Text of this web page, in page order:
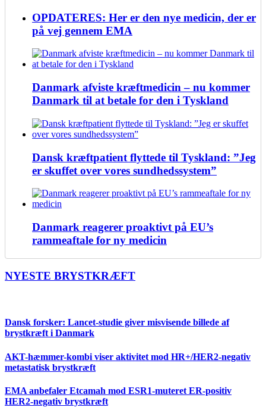
OPDATERES: Her er den nye medicin, der er
på vej gennem EMA
Danmark afviste kræftmedicin – nu kommer
Danmark til at betale for den i Tyskland
Dansk kræftpatient flyttede til Tyskland: ”Jeg
er skuffet over vores sundhedssystem”
Danmark reagerer proaktivt på EU’s
rammeaftale for ny medicin
NYESTE BRYSTKRÆFT
Dansk forsker: Lancet-studie giver misvisende billede af
brystkræft i Danmark
AKT-hæmmer-kombi viser aktivitet mod HR+/HER2-negativ
metastatisk brystkræft
EMA anbefaler Etcamah mod ESR1-muteret ER-positiv
HER2-negativ brystkræft